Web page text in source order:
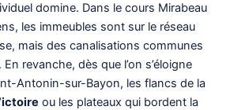
domine. Dans le cours Mirabeau
les immeubles sont sur le réseau
mais des canalisations communes
revanche, dès que l’on s’éloigne
Antonin-sur-Bayon, les flancs de la
ou les plateaux qui bordent la